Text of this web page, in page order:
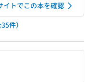
イトでこの本を確認
件）